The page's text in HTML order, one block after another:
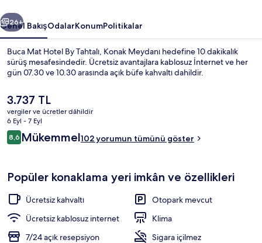
Sonraki
26+
Genel BakışOdalarKonumPolitikalar
Buca Mat Hotel By Tahtalı, Konak Meydanı hedefine 10 dakikalık
sürüş mesafesindedir. Ücretsiz avantajlara kablosuz İnternet ve her
gün 07.30 ve 10.30 arasında açık büfe kahvaltı dahildir.
Şu
anki
fiyat
3.737 TL
3.737 TL
vergiler ve ücretler dâhildir
6 Eyl - 7 Eyl
Yorumlar
8,68,6/10
Mükemmel102 yorumun tümünü göster
Popüler konaklama yeri imkân ve özellikleri
Ücretsiz kahvaltı
Otopark mevcut
Ücretsiz kablosuz internet
Klima
7/24 açık resepsiyon
Sigara içilmez